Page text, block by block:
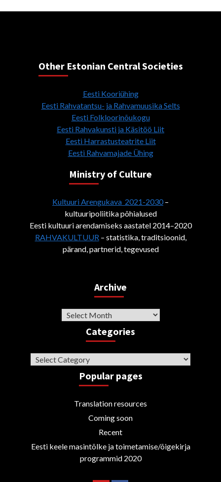
Other Estonian Central Societies
Eesti Kooriühing
Eesti Rahvatantsu- ja Rahvamuusika Selts
Eesti Folkloorinõukogu
Eesti Rahvakunsti ja Käsitöö Liit
Eesti Harrastusteatrite Liit
Eesti Rahvamajade Ühing
Ministry of Culture
Kultuuri Arengukava 2021-2030–
kultuuripoliitika põhialused
Eesti kultuuri arendamiseks aastatel 2014–2020
RAHVAKULTUUR– statistika, traditsioonid,
pärand, partnerid, tegevused
Archive
Archive
Categories
Categories
Popular pages
Translation resources
Coming soon
Recent
Eesti keele masintõlke ja toimetamise/õigekirja
programmid 2020